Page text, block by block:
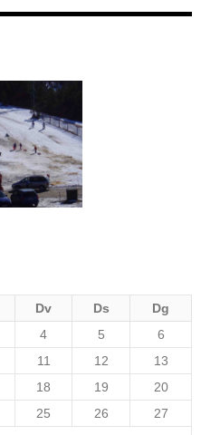
Dv Ds
Dg
4 5
6
11 12
13
18 19
20
25 26
27